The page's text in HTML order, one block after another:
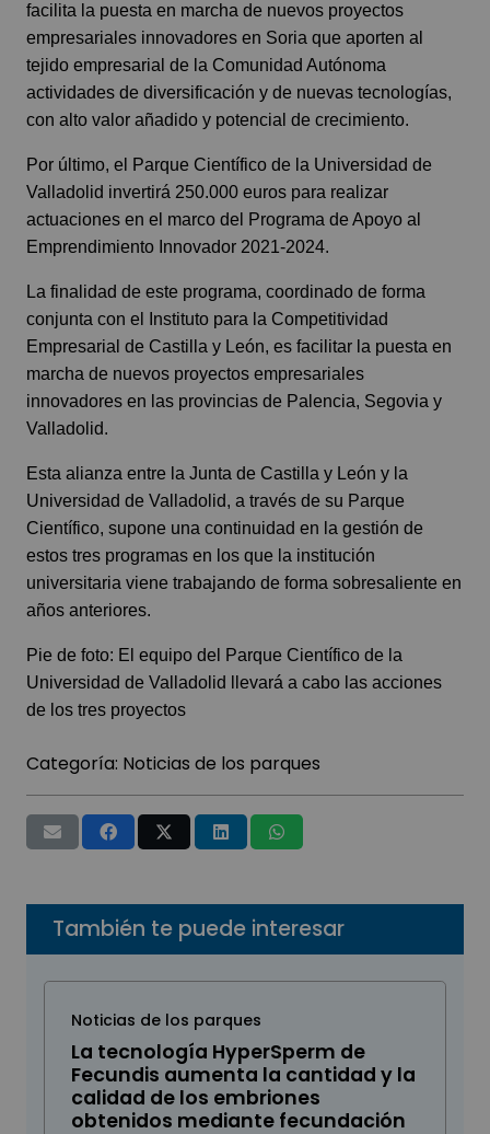
facilita la puesta en marcha de nuevos proyectos
empresariales innovadores en Soria que aporten al
tejido empresarial de la Comunidad Autónoma
actividades de diversificación y de nuevas tecnologías,
con alto valor añadido y potencial de crecimiento.
Por último, el Parque Científico de la Universidad de
Valladolid invertirá 250.000 euros para realizar
actuaciones en el marco del Programa de Apoyo al
Emprendimiento Innovador 2021-2024.
La finalidad de este programa, coordinado de forma
conjunta con el Instituto para la Competitividad
Empresarial de Castilla y León, es facilitar la puesta en
marcha de nuevos proyectos empresariales
innovadores en las provincias de Palencia, Segovia y
Valladolid.
Esta alianza entre la Junta de Castilla y León y la
Universidad de Valladolid, a través de su Parque
Científico, supone una continuidad en la gestión de
estos tres programas en los que la institución
universitaria viene trabajando de forma sobresaliente en
años anteriores.
Pie de foto: El equipo del Parque Científico de la
Universidad de Valladolid llevará a cabo las acciones
de los tres proyectos
Categoría: Noticias de los parques
También te puede interesar
Noticias de los parques
La tecnología HyperSperm de
Fecundis aumenta la cantidad y la
calidad de los embriones
obtenidos mediante fecundación